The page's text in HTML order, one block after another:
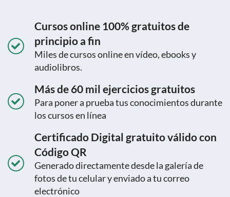
Cursos online 100% gratuitos de
principio a fin
Miles de cursos online en vídeo, ebooks y
audiolibros.
Más de 60 mil ejercicios gratuitos
Para poner a prueba tus conocimientos durante
los cursos en línea
Certificado Digital gratuito válido con
Código QR
Generado directamente desde la galería de
fotos de tu celular y enviado a tu correo
electrónico